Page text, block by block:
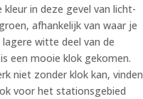
kleur in deze gevel van licht-
afhankelijk van waar je
witte deel van de
een mooie klok gekomen.
niet zonder klok kan, vinden
voor het stationsgebied